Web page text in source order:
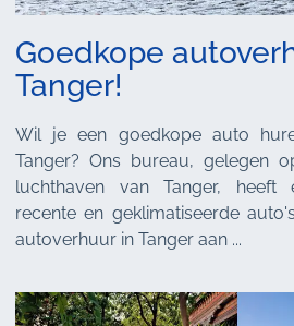
Goedkope
Tanger!
Wil je een goedkope auto
Tanger? Ons bureau, gelegen
luchthaven van Tanger, heeft
recente en geklimatiseerde
autoverhuur in Tanger aan ...